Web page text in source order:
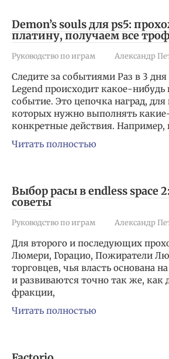
Demon’s souls для ps5:
платину, получаем все
Руководство по играм Александр
Следите за событиями Раз в 3 дня
Legend происходит какое-нибудь
событие. Это цепочка наград,
которых нужно выполнять
конкретные действия. Например,
Читать полностью
Выбор расы в endless space
советы
Руководство по играм Александр
Для второго и последующих
Люмери, Горацио, Пожиратели
торговцев, чья власть основана
и развиваются точно так же, как
фракции,
Читать полностью